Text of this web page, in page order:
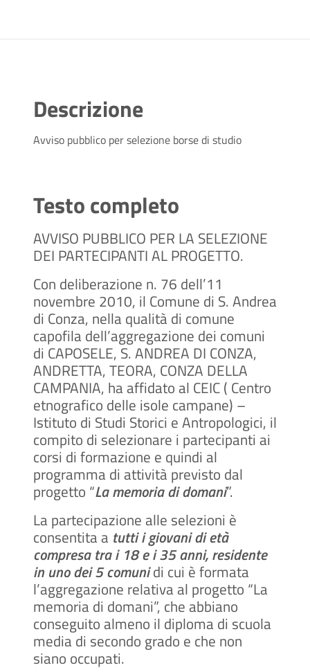
Descrizione
Avviso pubblico per selezione borse di studio
Testo completo
AVVISO PUBBLICO PER LA SELEZIONE
DEI PARTECIPANTI AL PROGETTO.
Con deliberazione n. 76 dell’11
novembre 2010, il Comune di S. Andrea
di Conza, nella qualità di comune
capofila dell’aggregazione dei comuni
di CAPOSELE, S. ANDREA DI CONZA,
ANDRETTA, TEORA, CONZA DELLA
CAMPANIA, ha affidato al CEIC ( Centro
etnografico delle isole campane) –
Istituto di Studi Storici e Antropologici, il
compito di selezionare i partecipanti ai
corsi di formazione e quindi al
programma di attività previsto dal
progetto “La memoria di domani”.
La partecipazione alle selezioni è
consentita a tutti i giovani di età
compresa tra i 18 e i 35 anni, residente
in uno dei 5 comunidi cui è formata
l’aggregazione relativa al progetto “La
memoria di domani”, che abbiano
conseguito almeno il diploma di scuola
media di secondo grado e che non
siano occupati.